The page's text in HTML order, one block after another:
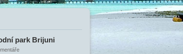
park Brijuni